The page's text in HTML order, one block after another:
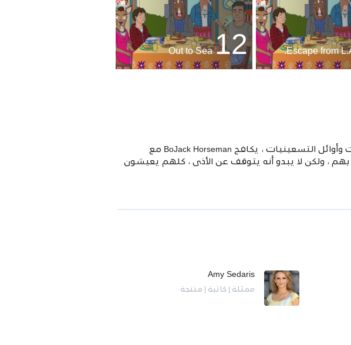
12
Out to Sea
بعد بطولة في المسرحية الهزلية الشهيرة "Horsin 'Around" في أواخر الثمانينيات وأوائل التسعينيات ، يكافح BoJack Horseman مع
بهم ، ولكن لا يبدو أنه يتوقف عن الأذى ، كلهم يعيشون
Amy Sedaris
ممثلة | كاتبة | منتجة